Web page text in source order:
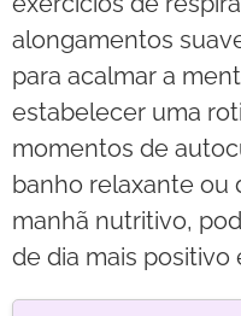
alongamentos
para acalmar a
estabelecer uma
momentos de
banho relaxante ou
manhã nutritivo,
de dia mais positivo